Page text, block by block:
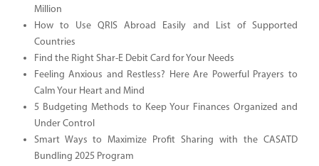
Million
How to Use QRIS Abroad Easily and List of Supported
Countries
Find the Right Shar-E Debit Card for Your Needs
Feeling Anxious and Restless? Here Are Powerful Prayers to
Calm Your Heart and Mind
5 Budgeting Methods to Keep Your Finances Organized and
Under Control
Smart Ways to Maximize Profit Sharing with the CASATD
Bundling 2025 Program